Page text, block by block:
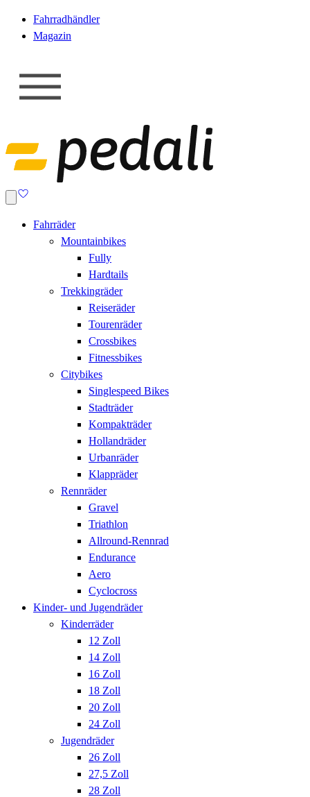
Fahrradhändler
Magazin
Fahrräder
Mountainbikes
Fully
Hardtails
Trekkingräder
Reiseräder
Tourenräder
Crossbikes
Fitnessbikes
Citybikes
Singlespeed Bikes
Stadträder
Kompakträder
Hollandräder
Urbanräder
Klappräder
Rennräder
Gravel
Triathlon
Allround-Rennrad
Endurance
Aero
Cyclocross
Kinder- und Jugendräder
Kinderräder
12 Zoll
14 Zoll
16 Zoll
18 Zoll
20 Zoll
24 Zoll
Jugendräder
26 Zoll
27,5 Zoll
28 Zoll